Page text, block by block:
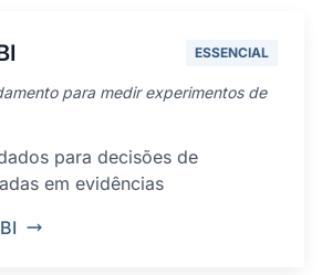
ESSENCIAL
para medir experimentos de
para decisões de
em evidências